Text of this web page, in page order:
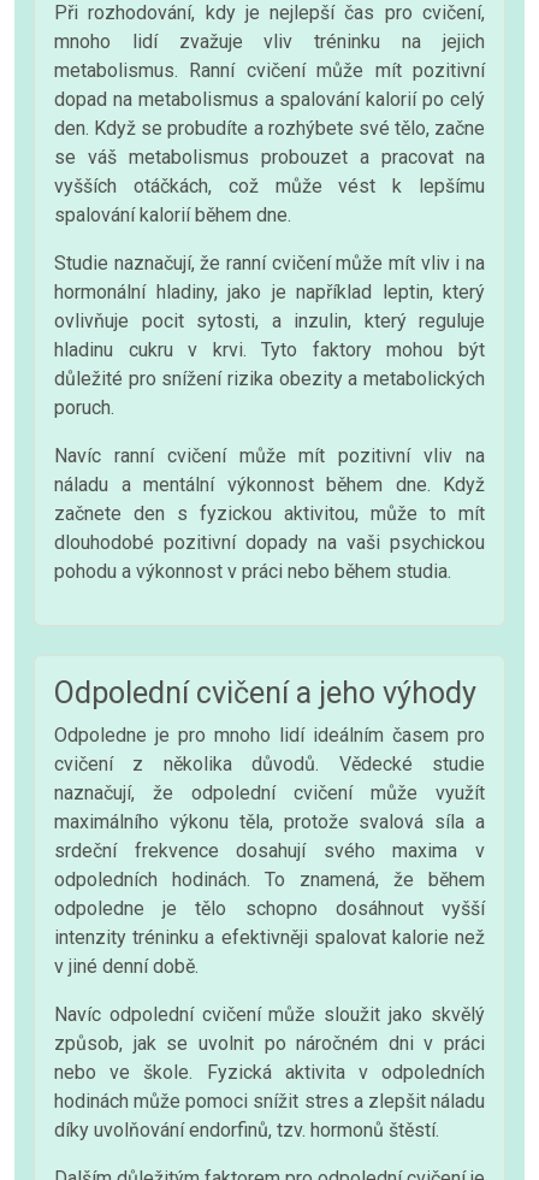
Při rozhodování, kdy je nejlepší čas pro cvičení,
mnoho lidí zvažuje vliv tréninku na jejich
metabolismus. Ranní cvičení může mít pozitivní
dopad na metabolismus a spalování kalorií po celý
den. Když se probudíte a rozhýbete své tělo, začne
se váš metabolismus probouzet a pracovat na
vyšších otáčkách, což může vést k lepšímu
spalování kalorií během dne.
Studie naznačují, že ranní cvičení může mít vliv i na
hormonální hladiny, jako je například leptin, který
ovlivňuje pocit sytosti, a inzulin, který reguluje
hladinu cukru v krvi. Tyto faktory mohou být
důležité pro snížení rizika obezity a metabolických
poruch.
Navíc ranní cvičení může mít pozitivní vliv na
náladu a mentální výkonnost během dne. Když
začnete den s fyzickou aktivitou, může to mít
dlouhodobé pozitivní dopady na vaši psychickou
pohodu a výkonnost v práci nebo během studia.
Odpolední cvičení a jeho výhody
Odpoledne je pro mnoho lidí ideálním časem pro
cvičení z několika důvodů. Vědecké studie
naznačují, že odpolední cvičení může využít
maximálního výkonu těla, protože svalová síla a
srdeční frekvence dosahují svého maxima v
odpoledních hodinách. To znamená, že během
odpoledne je tělo schopno dosáhnout vyšší
intenzity tréninku a efektivněji spalovat kalorie než
v jiné denní době.
Navíc odpolední cvičení může sloužit jako skvělý
způsob, jak se uvolnit po náročném dni v práci
nebo ve škole. Fyzická aktivita v odpoledních
hodinách může pomoci snížit stres a zlepšit náladu
díky uvolňování endorfinů, tzv. hormonů štěstí.